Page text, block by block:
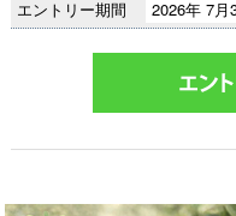
エントリー期間
2026年 7月